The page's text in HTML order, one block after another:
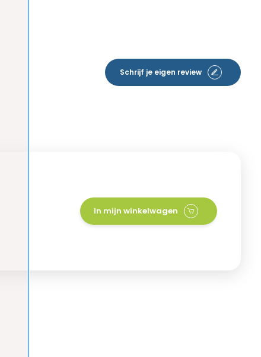
Schrijf je eigen review
In mijn winkelwagen